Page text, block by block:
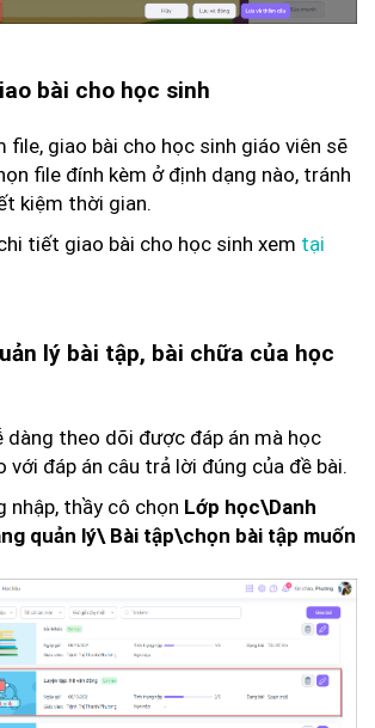
bài cho học sinh
file, giao bài cho học sinh giáo viên sẽ
file đính kèm ở định dạng nào, tránh
kiệm thời gian.
tiết giao bài cho học sinh xem tại
lý bài tập, bài chữa của học
dàng theo dõi được đáp án mà học
với đáp án câu trả lời đúng của đề bài.
nhập, thầy cô chọn Lớp học\Danh
quản lý\ Bài tập\chọn bài tập muốn